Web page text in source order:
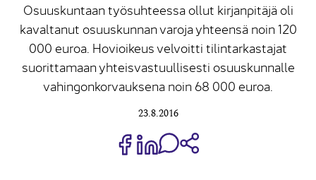
Osuuskuntaan työsuhteessa ollut kirjanpitäjä oli
kavaltanut osuuskunnan varoja yhteensä noin 120
000 euroa. Hovioikeus velvoitti tilintarkastajat
suorittamaan yhteisvastuullisesti osuuskunnalle
vahingonkorvauksena noin 68 000 euroa.
23.8.2016
Jaa Share on Facebook
Jaa Share on LinkedIn
Jaa WhatsApp-viestinä